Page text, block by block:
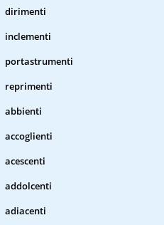
dirimenti
inclementi
portastrumenti
reprimenti
abbienti
accoglienti
acescenti
addolcenti
adiacenti